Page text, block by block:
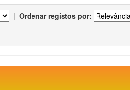
| Ordenar registos por: